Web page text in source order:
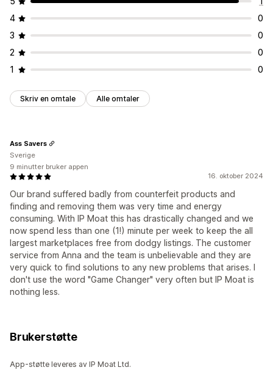
4
0
3
0
2
0
1
0
Skriv en omtale Alle omtaler
16. oktober 2024
Our brand suffered badly from counterfeit products and
finding and removing them was very time and energy
consuming. With IP Moat this has drastically changed and we
now spend less than one (1!) minute per week to keep the all
largest marketplaces free from dodgy listings. The customer
service from Anna and the team is unbelievable and they are
very quick to find solutions to any new problems that arises. I
don't use the word "Game Changer" very often but IP Moat is
nothing less.
Ass Savers
Sverige
9 minutter bruker appen
Brukerstøtte
App-støtte leveres av IP Moat Ltd.